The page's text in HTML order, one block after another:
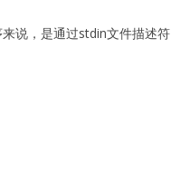
说，是通过stdin文件描述符